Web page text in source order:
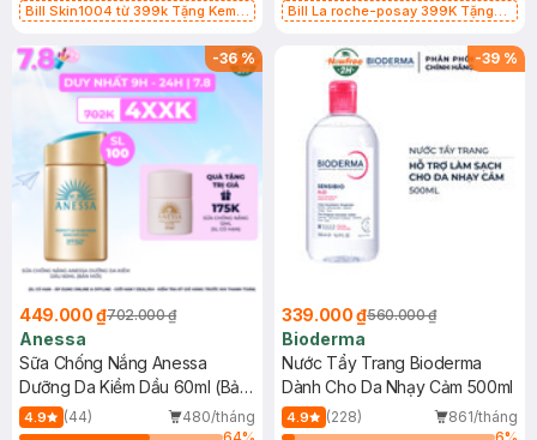
Bill Skin1004 từ 399k Tặng Kem
SPF 50+ 20ml (SL Có Hạn)
Bill La roche-posay 399K Tặng
(SL có hạn)
-36%
449.000 ₫702.000 ₫
Anessa
Sữa Chống Nắng Anessa
Dưỡng Da Kiềm Dầu 60ml (Bản
Mới)
4.9 (44)
480/tháng
-39 %
339.000 ₫560.000 ₫
Bioderma
Nước Tẩy Trang Bioderma
Dành Cho Da Nhạy Cảm 500ml
4.9 (228)
861/tháng